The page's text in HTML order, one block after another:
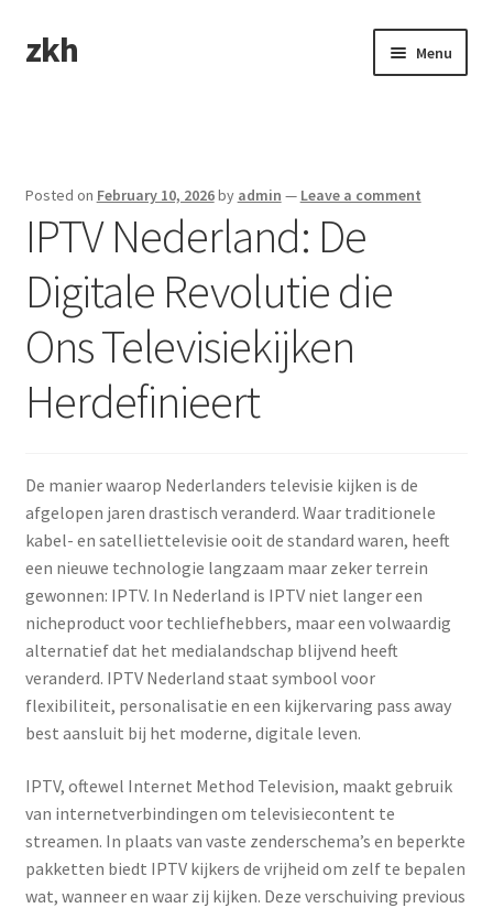
Skip
to
Skip
to
zkh Menu
Posted on February 10, 2026by admin — Leave a comment
IPTV Nederland: De
Digitale Revolutie die
Ons Televisiekijken
Herdefinieert
De manier waarop Nederlanders televisie kijken is de
afgelopen jaren drastisch veranderd. Waar traditionele
kabel- en satelliettelevisie ooit de standard waren, heeft
een nieuwe technologie langzaam maar zeker terrein
gewonnen: IPTV. In Nederland is IPTV niet langer een
nicheproduct voor techliefhebbers, maar een volwaardig
alternatief dat het medialandschap blijvend heeft
veranderd. IPTV Nederland staat symbool voor
flexibiliteit, personalisatie en een kijkervaring pass away
best aansluit bij het moderne, digitale leven.
IPTV, oftewel Internet Method Television, maakt gebruik
van internetverbindingen om televisiecontent te
streamen. In plaats van vaste zenderschema’s en beperkte
pakketten biedt IPTV kijkers de vrijheid om zelf te bepalen
wat, wanneer en waar zij kijken. Deze verschuiving previous